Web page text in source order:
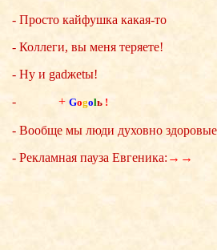
- Просто кайфушка какая-то
- Коллеги, вы меня теряете!
- Ну и gadжеtы!
-
+ Gogolь !
- Вообще мы люди духовно
- Рекламная пауза Евгеника: →→